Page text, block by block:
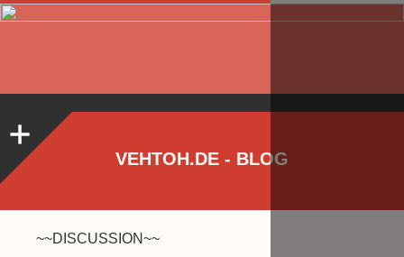
VEHTOH.DE - BLOG
~~DISCUSSION~~